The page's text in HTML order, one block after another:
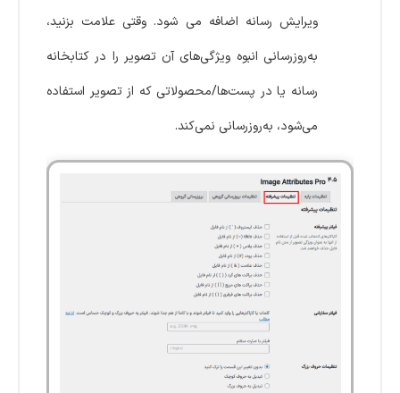
ویرایش رسانه اضافه می شود. وقتی علامت بزنید،
به‌روزرسانی انبوه ویژگی‌های آن تصویر را در کتابخانه
رسانه یا در پست‌ها/محصولاتی که از تصویر استفاده
می‌شود، به‌روزرسانی نمی‌کند.